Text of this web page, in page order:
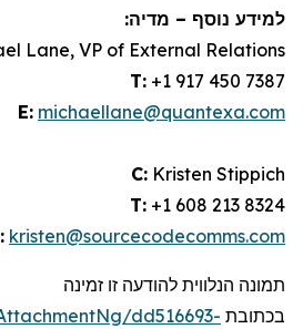
למידע נוסף – מדיה:
Lane, VP of External Relations
T: +1 917 450 7387
E: michaellane@quantexa.com
C: Kristen Stippich
T: +1 608 213 8324
kristen@sourcecodecomms.com
תמונה הנלווית להודעה זו זמינה
בכתובת dd516693-